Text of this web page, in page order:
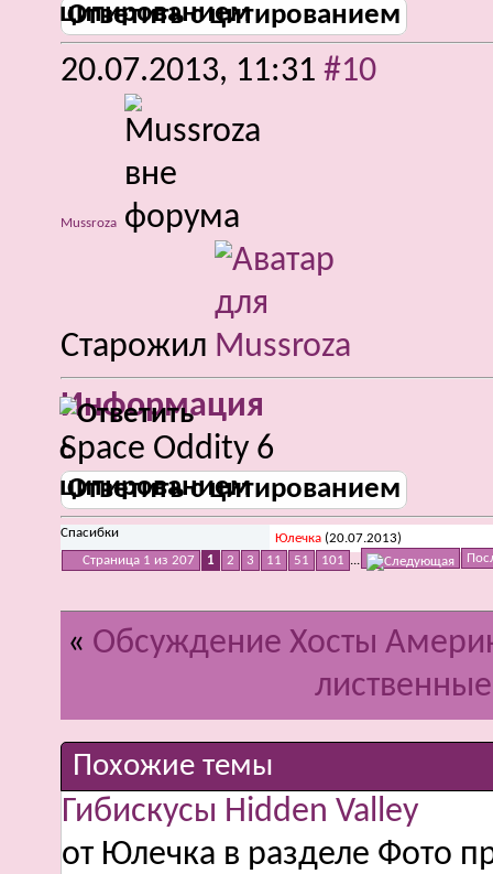
Ответить с цитированием
20.07.2013, 11:31 #10
Mussroza
Старожил
Информация
Space Oddity 6
Ответить с цитированием
Спасибки Юлечка (20.07.2013)
Страница 1 из 207
1 2 3 11 51 101 ...
« Обсуждение Хосты
Похожие темы
Гибискусы Hidden Valley
от Юлечка в разделе Фото